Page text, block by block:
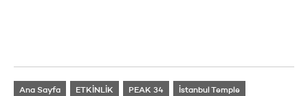
Ana Sayfa ETKİNLİK PEAK 34 İstanbul Temple